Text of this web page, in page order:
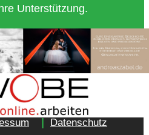
Unterstützung.
1877 e.V. Essen-
Datenschutz